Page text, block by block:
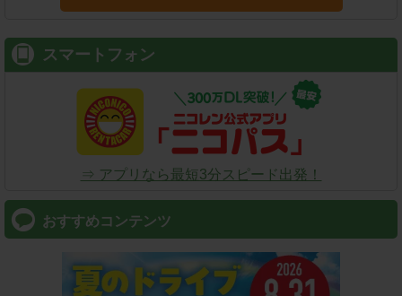
スマートフォン
⇒ アプリなら最短3分スピード出発！
おすすめコンテンツ